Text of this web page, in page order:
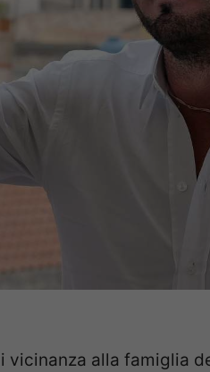
vicinanza alla famiglia